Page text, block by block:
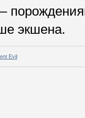
экшена.
Evil